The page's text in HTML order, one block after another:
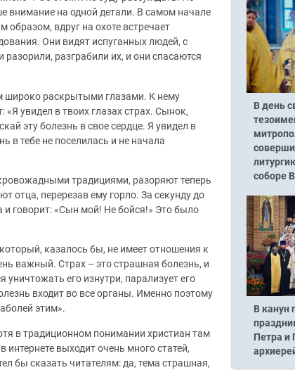
внимание на одной детали. В самом начале
вдруг на охоте встречает
Они видят испуганных людей, с
разграбили их, и они спасаются
широко раскрытыми глазами. К нему
увидел в твоих глазах страх. Сынок,
эту болезнь в свое сердце. Я увидел в
в тебе не поселилась и не начала
традициями, разоряют теперь
отца, перерезав ему горло. За секунду до
и говорит: «Сын мой! Не бойся!» Это было
казалось бы, не имеет отношения к
важный. Страх – это страшная болезнь, и
его изнутри, парализует его
входит во все органы. Именно поэтому
этим».
в традиционном понимании христиан там
выходит очень много статей,
бы сказать читателям: да, тема страшная,
В день
соборе
В канун
Петра и